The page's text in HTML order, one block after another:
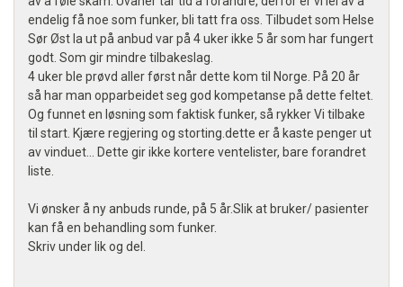
endelig få noe som funker, bli tatt fra oss. Tilbudet som Helse
Sør Øst la ut på anbud var på 4 uker ikke 5 år som har fungert
godt. Som gir mindre tilbakeslag.
4 uker ble prøvd aller først når dette kom til Norge. På 20 år
så har man opparbeidet seg god kompetanse på dette feltet.
Og funnet en løsning som faktisk funker, så rykker Vi tilbake
til start. Kjære regjering og storting.dette er å kaste penger ut
av vinduet... Dette gir ikke kortere ventelister, bare forandret
liste.
Vi ønsker å ny anbuds runde, på 5 år.Slik at bruker/ pasienter
kan få en behandling som funker.
Skriv under lik og del.